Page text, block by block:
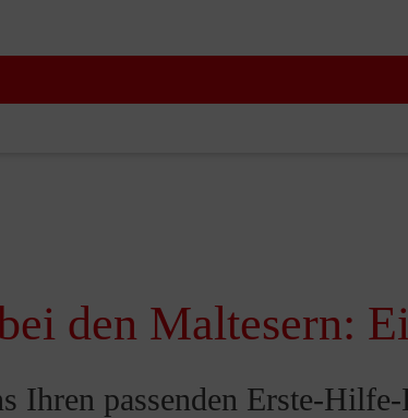
den Maltesern:
Ihren passenden Erste-